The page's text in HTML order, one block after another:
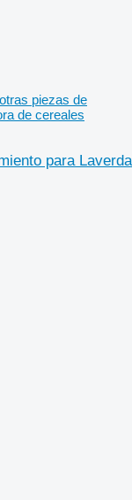
piezas de
de cereales
para Laverda